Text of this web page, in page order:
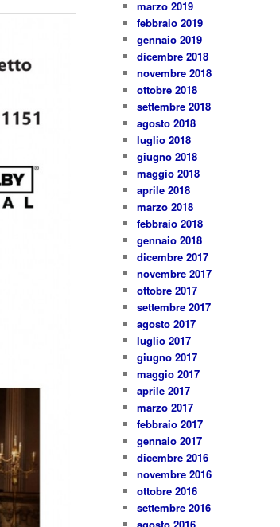
marzo 2019
febbraio 2019
gennaio 2019
dicembre 2018
novembre 2018
ottobre 2018
settembre 2018
agosto 2018
luglio 2018
giugno 2018
maggio 2018
aprile 2018
marzo 2018
febbraio 2018
gennaio 2018
dicembre 2017
novembre 2017
ottobre 2017
settembre 2017
agosto 2017
luglio 2017
giugno 2017
maggio 2017
aprile 2017
marzo 2017
febbraio 2017
gennaio 2017
dicembre 2016
novembre 2016
ottobre 2016
settembre 2016